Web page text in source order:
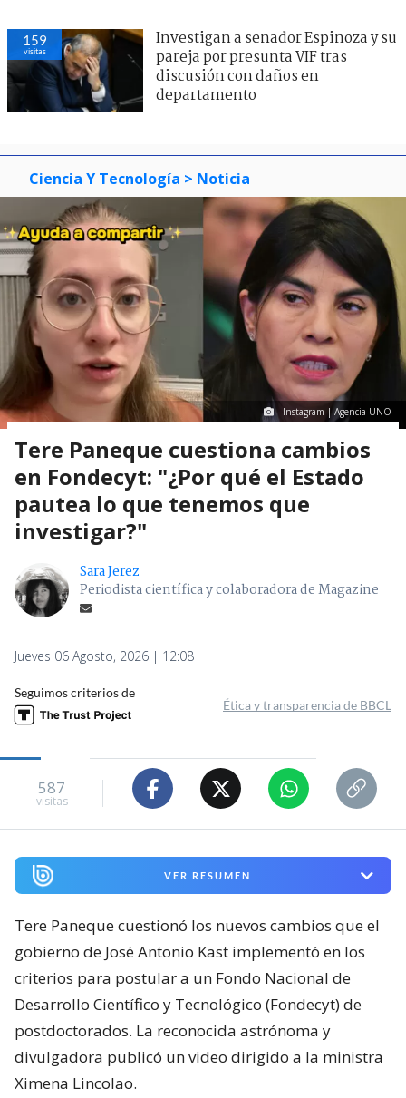
159
visitas
Investigan a senador Espinoza y su
pareja por presunta VIF tras
discusión con daños en
departamento
Ciencia Y Tecnología > Noticia
Instagram | Agencia UNO
Tere Paneque cuestiona cambios
en Fondecyt: "¿Por qué el Estado
pautea lo que tenemos que
investigar?"
Sara Jerez
Periodista científica y colaboradora de Magazine
Jueves 06 Agosto, 2026 | 12:08
Seguimos criterios de
Ética y transparencia de BBCL
587
visitas
VER RESUMEN
Tere Paneque cuestionó los nuevos cambios que el
gobierno de José Antonio Kast implementó en los
criterios para postular a un Fondo Nacional de
Desarrollo Científico y Tecnológico (Fondecyt) de
postdoctorados. La reconocida astrónoma y
divulgadora publicó un video dirigido a la ministra
Ximena Lincolao.